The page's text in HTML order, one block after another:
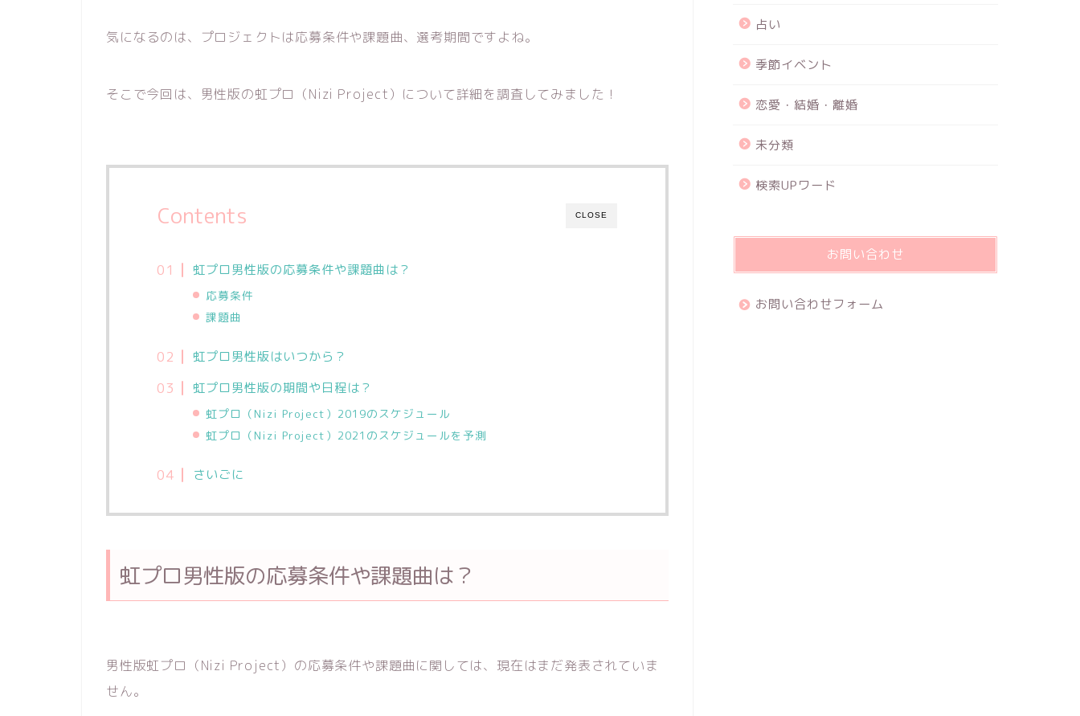
気になるのは、プロジェクトは応募条件や課題曲、選考期間ですよね。
そこで今回は、男性版の虹プロ（Nizi Project）について詳細を調査してみました！
CLOSE
Contents
虹プロ男性版の応募条件や課題曲は？
応募条件
課題曲
虹プロ男性版はいつから？
虹プロ男性版の期間や日程は？
虹プロ（Nizi Project）2019のスケジュール
虹プロ（Nizi Project）2021のスケジュールを予測
さいごに
虹プロ男性版の応募条件や課題曲は？
男性版虹プロ（Nizi Project）の応募条件や課題曲に関しては、現在はまだ発表されていま
せん。
占い
季節イベント
恋愛・結婚・離婚
未分類
検索UPワード
お問い合わせ
お問い合わせフォーム